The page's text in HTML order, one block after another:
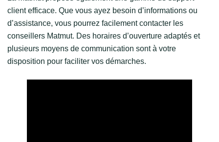
client efficace. Que vous ayez besoin d’informations ou
d’assistance, vous pourrez facilement contacter les
conseillers Matmut. Des horaires d’ouverture adaptés et
plusieurs moyens de communication sont à votre
disposition pour faciliter vos démarches.